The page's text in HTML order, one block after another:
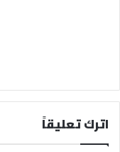
اترك تعليقاً